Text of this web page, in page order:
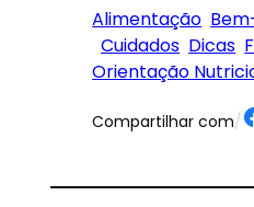
Alimentação
Cuidados Dicas
Orientação
Compartilhar com/